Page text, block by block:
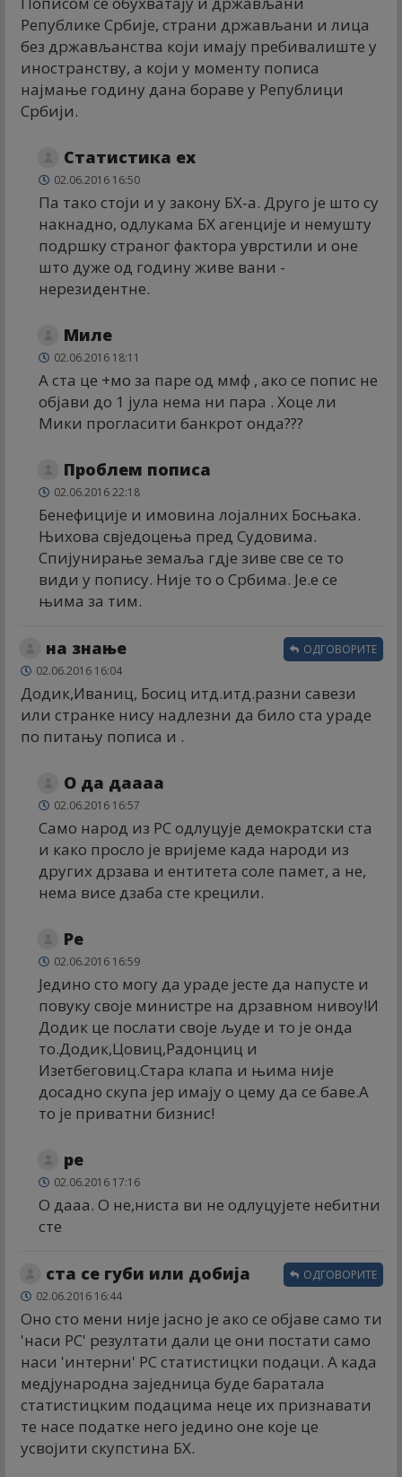
Републике Србије, страни држављани и лица
без држављанства који имају пребивалиште у
иностранству, а који у моменту пописа
најмање годину дана бораве у Републици
Србији.
Статистика еx
02.06.2016 16:50
Па тако стоји и у закону БХ-а. Друго је што су
накнадно, одлукама БХ агенције и немушту
подршку страног фактора уврстили и оне
што дуже од годину живе вани -
нерезидентне.
Миле
02.06.2016 18:11
А ста це +мо за паре од ммф , ако се попис не
објави до 1 јула нема ни пара . Хоце ли
Мики прогласити банкрот онда???
Проблем пописа
02.06.2016 22:18
Бенефиције и имовина лојалних Босњака.
Њихова свједоцења пред Судовима.
Спијунирање земаља гдје зиве све се то
види у попису. Није то о Србима. Је.е се
њима за тим.
на знање
02.06.2016 16:04
Додик,Иваниц, Босиц итд.итд.разни савези
или странке нису надлезни да било ста ураде
по питању пописа и .
ОДГОВОРИТЕ
О да даааа
02.06.2016 16:57
Само народ из РС одлуцује демократски ста
и како просло је вријеме када народи из
других дрзава и ентитета соле памет, а не,
нема висе дзаба сте крецили.
Ре
02.06.2016 16:59
Једино сто могу да ураде јесте да напусте и
повуку своје министре на дрзавном нивоу!И
Додик це послати своје људе и то је онда
то.Додик,Цовиц,Радонциц и
Изетбеговиц.Стара клапа и њима није
досадно скупа јер имају о цему да се баве.А
то је приватни бизнис!
ре
02.06.2016 17:16
О дааа. О не,ниста ви не одлуцујете небитни
сте
ста се губи или добија
02.06.2016 16:44
Оно сто мени није јасно је ако се објаве само ти
'наси РС' резултати дали це они постати само
наси 'интерни' РС статистицки подаци. А када
медјународна заједница буде баратала
статистицким подацима неце их признавати
те насе податке него једино оне које це
усвојити скупстина БХ.
ОДГОВОРИТЕ